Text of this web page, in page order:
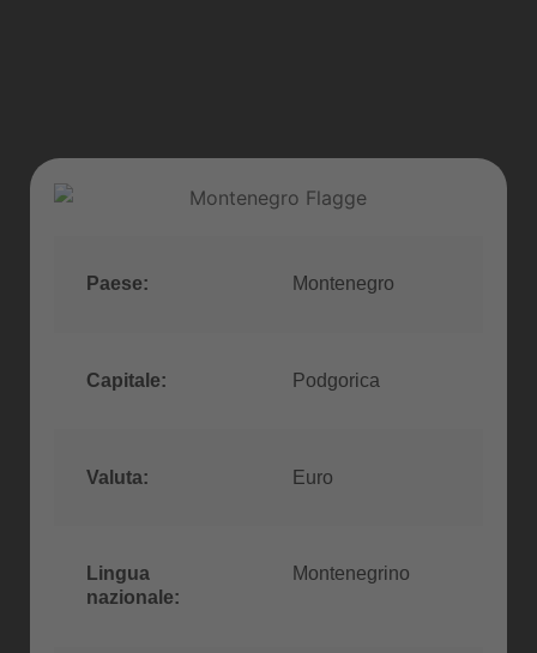
Paese: Montenegro
Capitale: Podgorica
Valuta: Euro
Lingua
nazionale:
Montenegrino